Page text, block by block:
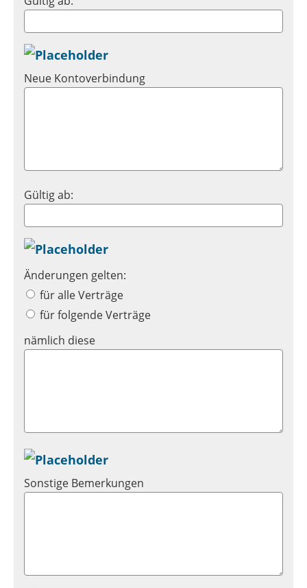
Neue Kontoverbindung
Gültig ab:
Änderungen gelten:
für alle Verträge
für folgende Verträge
nämlich diese
Sonstige Bemerkungen